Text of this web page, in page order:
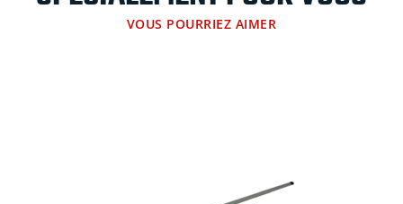
VOUS POURRIEZ AIMER